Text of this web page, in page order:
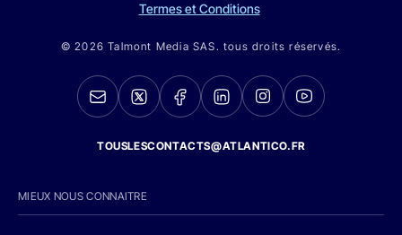
Termes et Conditions
© 2026 Talmont Media SAS. tous droits réservés.
TOUSLESCONTACTS@ATLANTICO.FR
MIEUX NOUS CONNAITRE